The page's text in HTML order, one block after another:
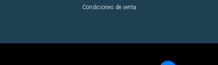
Condiciones de venta